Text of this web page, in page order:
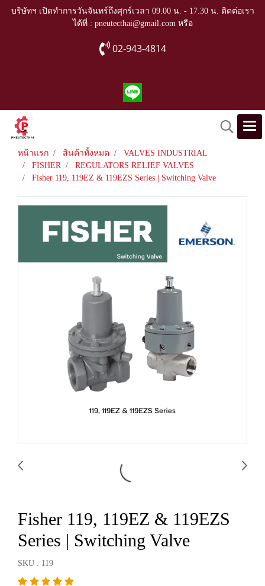
บริษัทฯ เปิดทำการวันจันทร์ถึงศุกร์เวลา 09.00 น. - 17.30 น. ติดต่อเรา
ได้ที่ : pneutecthai@gmail.com หรือ
02-943-4814
หน้าแรก สินค้าทั้งหมด
VALVES INDUSTRIAL
FISHER
REGULATORS RELIEF VALVES
Fisher 119, 119EZ & 119EZS Series | Switching Valve
Fisher 119, 119EZ & 119EZS
Series | Switching Valve
SKU : 119